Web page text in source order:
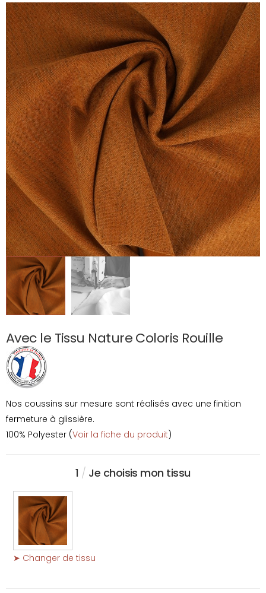
Avec le Tissu Nature Coloris Rouille
Nos coussins sur mesure sont réalisés avec une finition
fermeture à glissière.
100% Polyester (Voir la fiche du produit)
1 / Je choisis mon tissu
➤ Changer de tissu